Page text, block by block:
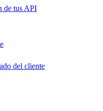
de tus API
del cliente